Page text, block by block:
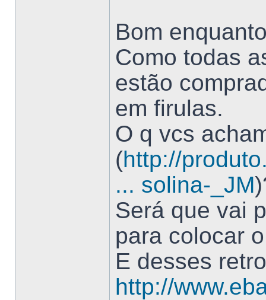
Bom
Como todas
estão
em firulas.
O q vcs
(http://
... solina-_JM
Será que vai
para colocar
E desses
http://